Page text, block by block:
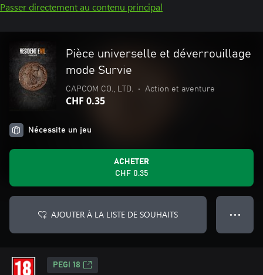
Passer directement au contenu principal
Pièce universelle et déverrouillage
mode Survie
CAPCOM CO., LTD. • Action et aventure
CHF 0.35
Nécessite un jeu
ACHETER
CHF 0.35
AJOUTER À LA LISTE DE SOUHAITS ● ● ●
PEGI 18